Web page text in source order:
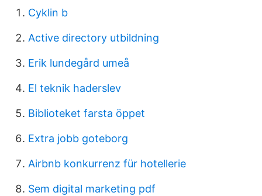
Cyklin b
Active directory utbildning
Erik lundegård umeå
El teknik haderslev
Biblioteket farsta öppet
Extra jobb goteborg
Airbnb konkurrenz für hotellerie
Sem digital marketing pdf